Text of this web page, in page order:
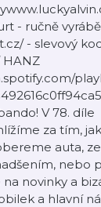
- ručně
- slevový
HANZ
V 78. díle
za tím,
auta,
nebo
novinky a
a hlavní